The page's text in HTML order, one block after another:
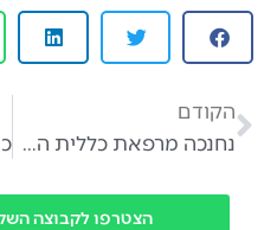
הקודם
נחנכה מרפאת כללית החדשה באבן יהודה
הצטרפו לקבוצה